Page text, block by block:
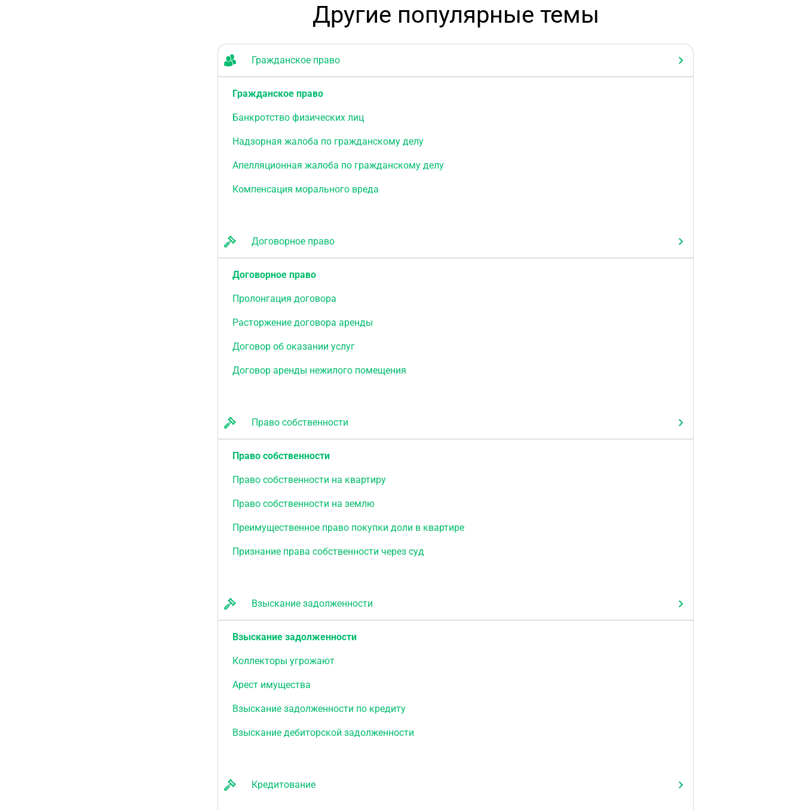
Другие популярные темы
Гражданское право
Гражданское право
Банкротство физических лиц
Надзорная жалоба по гражданскому делу
Апелляционная жалоба по гражданскому делу
Компенсация морального вреда
Договорное право
Договорное право
Пролонгация договора
Расторжение договора аренды
Договор об оказании услуг
Договор аренды нежилого помещения
Право собственности
Право собственности
Право собственности на квартиру
Право собственности на землю
Преимущественное право покупки доли в квартире
Признание права собственности через суд
Взыскание задолженности
Взыскание задолженности
Коллекторы угрожают
Арест имущества
Взыскание задолженности по кредиту
Взыскание дебиторской задолженности
Кредитование